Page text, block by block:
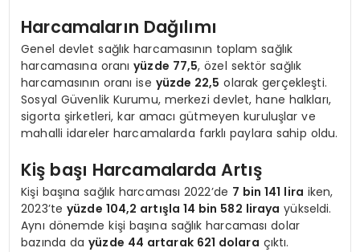
Harcamaların Dağılımı
Genel devlet sağlık harcamasının toplam sağlık
harcamasına oranıyüzde 77,5, özel sektör sağlık
harcamasının oranı ise yüzde 22,5 olarak gerçekleşti.
Sosyal Güvenlik Kurumu, merkezi devlet, hane halkları,
sigorta şirketleri, kar amacı gütmeyen kuruluşlar ve
mahalli idareler harcamalarda farklı paylara sahip oldu.
Kiş başı Harcamalarda Artış
Kişi başına sağlık harcaması 2022’de 7 bin 141 lira iken,
2023’teyüzde 104,2 artışla 14 bin 582 liraya yükseldi.
Aynı dönemde kişi başına sağlık harcaması dolar
bazında dayüzde 44 artarak 621 dolara çıktı.